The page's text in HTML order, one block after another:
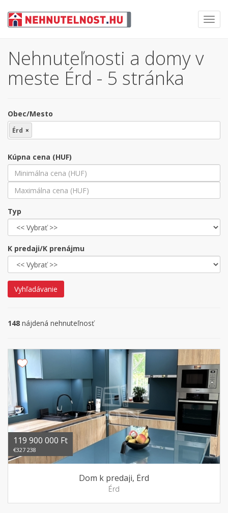
Nehnuteľnosti a domy v
meste Érd - 5 stránka
Obec/Mesto
Érd ×
Kúpna cena (HUF)
Typ
K predaji/K prenájmu
Vyhľadávanie
148 nájdená nehnuteľnosť
119 900 000 Ft
€327 238
Dom k predaji, Érd
Érd